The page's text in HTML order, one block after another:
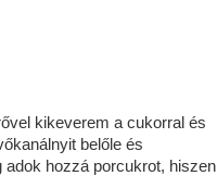
kikeverem a cukorral és
belőle és
hozzá porcukrot, hiszen